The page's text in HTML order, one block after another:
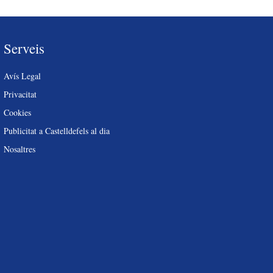
Serveis
Avís Legal
Privacitat
Cookies
Publicitat a Castelldefels al dia
Nosaltres